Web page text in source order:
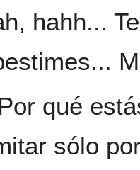
hahh...
qué
sólo